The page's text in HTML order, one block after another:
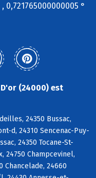
, 0,721765000000005 °
(24000) est
24350 Bussac,
d, 24310 Sencenac-Puy-
24350 Tocane-St-
24750 Champcevinel,
Chancelade, 24660